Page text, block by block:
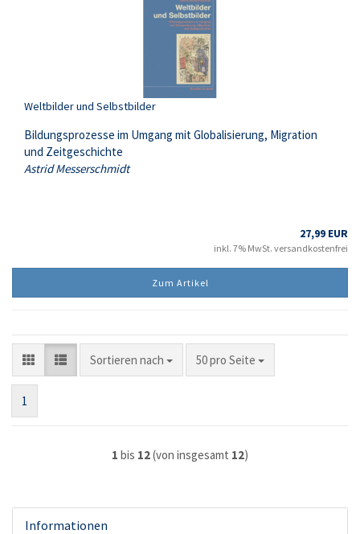
Weltbilder und Selbstbilder
Bildungsprozesse im Umgang mit Globalisierung, Migration
und Zeitgeschichte
Astrid Messerschmidt
27,99 EUR
inkl. 7% MwSt. versandkostenfrei
Zum Artikel
Sortieren nach
Sortieren nach 50 pro Seite
pro Seite
1
1 bis 12(von insgesamt 12)
Informationen